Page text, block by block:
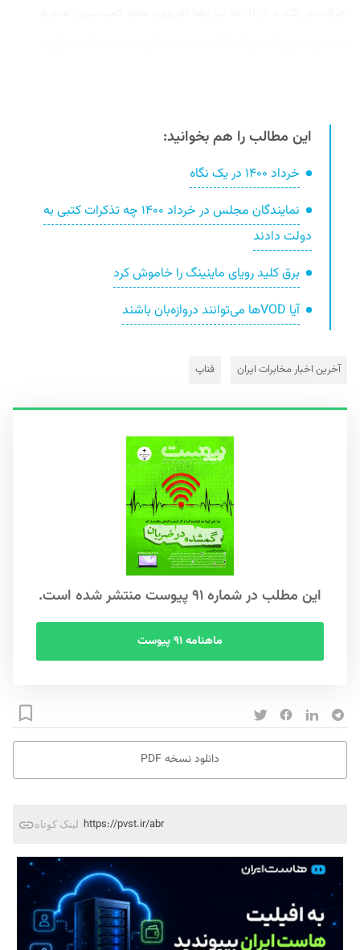
این مطالب را هم بخوانید:
خرداد ۱۴۰۰ در یک نگاه
نمایندگان مجلس در خرداد ۱۴۰۰ چه تذکرات کتبی‌ به
دولت دادند
برق کلید رویای ماینینگ را خاموش کرد
آیا VODها می‌توانند دروازه‌بان باشند
آخرین اخبار مخابرات ایران فناپ
این مطلب در شماره ۹۱ پیوست منتشر شده است.
ماهنامه ۹۱ پیوست
دانلود نسخه PDF
لینک کوتاه https://pvst.ir/abr